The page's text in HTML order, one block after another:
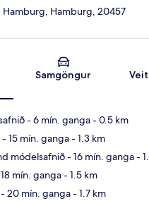
Kort
Hamburg, Hamburg, 20457
Samgöngur
- 6 mín. ganga- 0.5 km
- 15 mín. ganga- 1.3 km
módelsafnið- 16 mín. ganga-
mín. ganga- 1.5 km
- 20 mín. ganga- 1.7 km